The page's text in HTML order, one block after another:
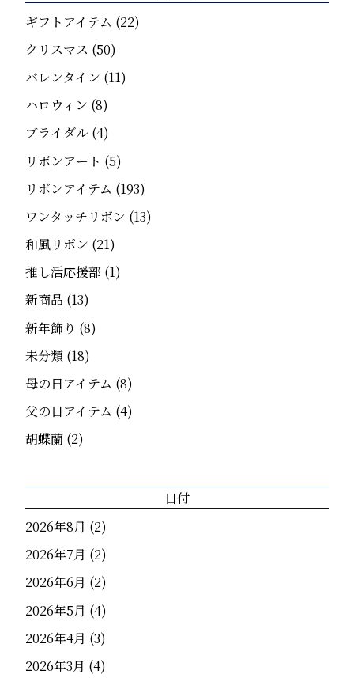
ギフトアイテム (22)
クリスマス (50)
バレンタイン (11)
ハロウィン (8)
ブライダル (4)
リボンアート (5)
リボンアイテム (193)
ワンタッチリボン (13)
和風リボン (21)
推し活応援部 (1)
新商品 (13)
新年飾り (8)
未分類 (18)
母の日アイテム (8)
父の日アイテム (4)
胡蝶蘭 (2)
日付
2026年8月 (2)
2026年7月 (2)
2026年6月 (2)
2026年5月 (4)
2026年4月 (3)
2026年3月 (4)